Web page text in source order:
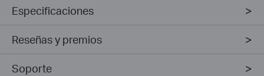
Especificaciones
Reseñas y premios
Soporte